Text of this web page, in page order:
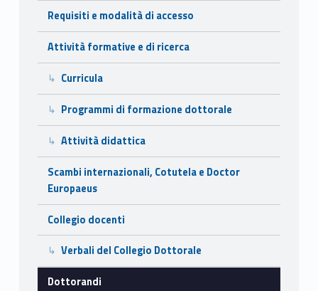
Requisiti e modalità di accesso
Attività formative e di ricerca
Curricula
Programmi di formazione dottorale
Attività didattica
Scambi internazionali, Cotutela e Doctor
Europaeus
Collegio docenti
Verbali del Collegio Dottorale
Dottorandi